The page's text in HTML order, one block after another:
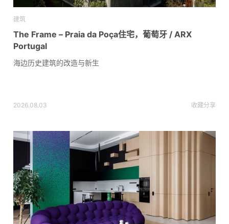
建筑
The Frame – Praia da Poça住宅，葡萄牙 / ARX
Portugal
海边历史建筑的改造与新生
2026.08.03 收藏分享